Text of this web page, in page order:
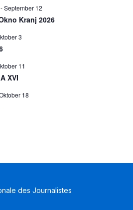
-September 12
Kranj 2026
3
11
XVI
18
des Journalistes